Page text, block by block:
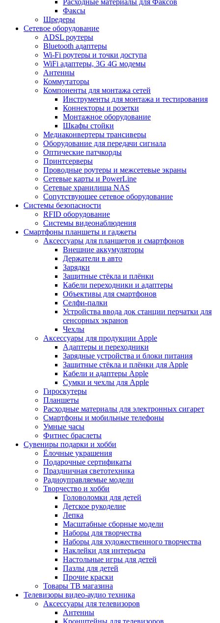
Расходные материалы для Факсов
Факсы
Шредеры
Сетевое оборудование
ADSL роутеры
Bluetooth адаптеры
Wi-Fi роутеры и точки доступа
WiFi адаптеры, 3G 4G модемы
Антенны
Коммутаторы
Компоненты для монтажа сетей
Инструменты для монтажа и тестирования
Коннекторы и розетки
Монтажное оборудование
Шкафы стойки
Медиаконвертеры трансиверы
Оборудование для передачи сигнала
Оптические патчкорды
Принтсерверы
Проводные роутеры и межсетевые экраны
Сетевые карты и PowerLine
Сетевые хранилища NAS
Сопутствующее сетевое оборудование
Системы безопасности
RFID оборудование
Системы видеонаблюдения
Смартфоны планшеты и гаджеты
Аксессуары для планшетов и смартфонов
Внешние аккумуляторы
Держатели в авто
Зарядки
Защитные стёкла и плёнки
Кабели переходники и адаптеры
Объективы для смартфонов
Селфи-палки
Устройства ввода док станции перчатки для
сенсорных экранов
Чехлы
Аксессуары для продукции Apple
Адаптеры и переходники
Зарядные устройства и блоки питания
Защитные стёкла и плёнки для Apple
Кабели и адаптеры Apple
Сумки и чехлы для Apple
Гироскутеры
Планшеты
Расходные материалы для электронных сигарет
Смартфоны и мобильные телефоны
Умные часы
Фитнес браслеты
Сувениры подарки и хобби
Ёлочные украшения
Подарочные сертификаты
Праздничная светотехника
Радиоуправляемые модели
Творчество и хобби
Головоломки для детей
Детское рукоделие
Лепка
Масштабные сборные модели
Наборы для творчества
Наборы для художественного творчества
Наклейки для интерьера
Настольные игры для детей
Пазлы для детей
Прочие краски
Товары ТВ магазина
Телевизоры видео-аудио техника
Аксессуары для телевизоров
Антенны
Кронштейны для телевизоров